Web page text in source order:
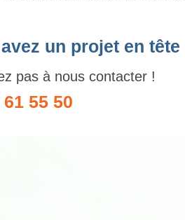
un projet en tête
pas à nous contacter !
55 50